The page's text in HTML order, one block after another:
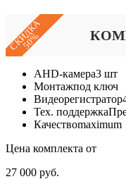
СКИДКА
50%
AHD-камера3 шт
Монтажпод ключ
Видеорегистратор
Тех. поддержка
Качествоmaximum
Цена комплекта от
27 000 руб.